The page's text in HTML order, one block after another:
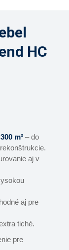
HC
m² – do
aj v
aj pre
tiché.
pre